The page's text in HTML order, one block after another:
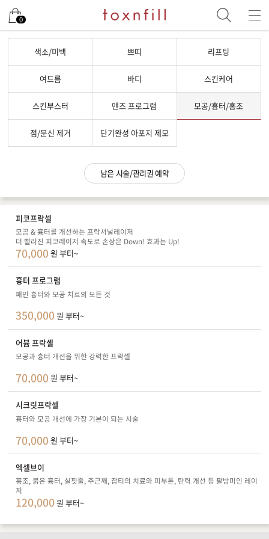
0
색소/미백 쁘띠 리프팅
여드름 바디 스킨케어
스킨부스터 맨즈 프로그램 모공/흉터/홍조
점/문신 제거 단기완성 아포지 제모
남은 시술/관리권 예약
피코프락셀
모공 & 흉터를 개선하는 프락셔널레이저
더 빨라진 피코레이저 속도로 손상은 Down! 효과는 Up!
70,000 원 부터~
흉터 프로그램
패인 흉터와 모공 치료의 모든 것
350,000 원 부터~
어븀 프락셀
모공과 흉터 개선을 위한 강력한 프락셀
70,000 원 부터~
시크릿프락셀
흉터와 모공 개선에 가장 기본이 되는 시술
70,000 원 부터~
엑셀브이
홍조, 붉은 흉터, 실핏줄, 주근깨, 잡티의 치료와 피부톤, 탄력 개선 등 팔방미인 레이
저
120,000 원 부터~
남은 시술/관리권 예약
남은 시술/관리권 종류 선택
색소
제모
여드름/모공
스킨부스터
기타